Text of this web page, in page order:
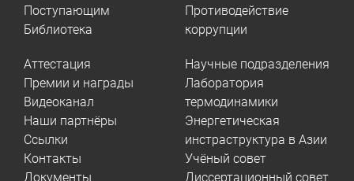
Поступающим
Библиотека
Противодействие
коррупции
Аттестация
Премии и награды
Видеоканал
Наши партнёры
Ссылки
Контакты
Документы
Научные подразделения
Лаборатория
термодинамики
Энергетическая
инстраструктура в Азии
Учёный совет
Диссертационный совет